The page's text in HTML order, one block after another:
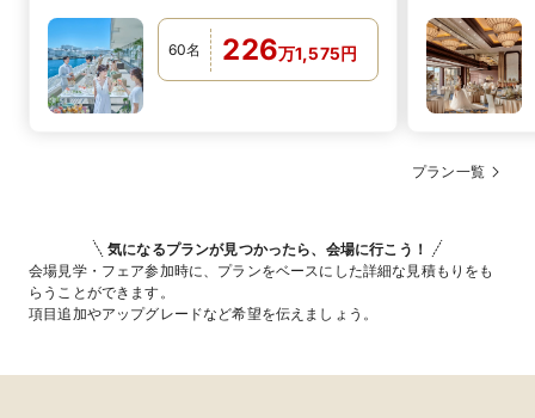
60名 226万1,575円
プラン一覧
気になるプランが見つかったら、会場に行こう！
会場見学・フェア参加時に、プランをベースにした詳細な見積もりをも
らうことができます。
項目追加やアップグレードなど希望を伝えましょう。